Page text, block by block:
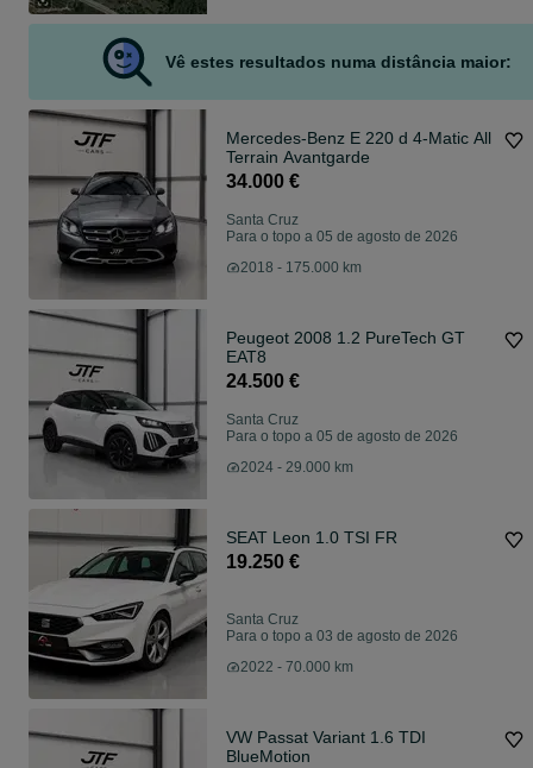
Vê estes resultados numa distância maior:
Mercedes-Benz E 220 d 4-Matic All
Terrain Avantgarde
34.000 €
Santa Cruz
Para o topo a 05 de agosto de 2026
2018 - 175.000 km
Peugeot 2008 1.2 PureTech GT
EAT8
24.500 €
Santa Cruz
Para o topo a 05 de agosto de 2026
2024 - 29.000 km
SEAT Leon 1.0 TSI FR
19.250 €
Santa Cruz
Para o topo a 03 de agosto de 2026
2022 - 70.000 km
VW Passat Variant 1.6 TDI
BlueMotion